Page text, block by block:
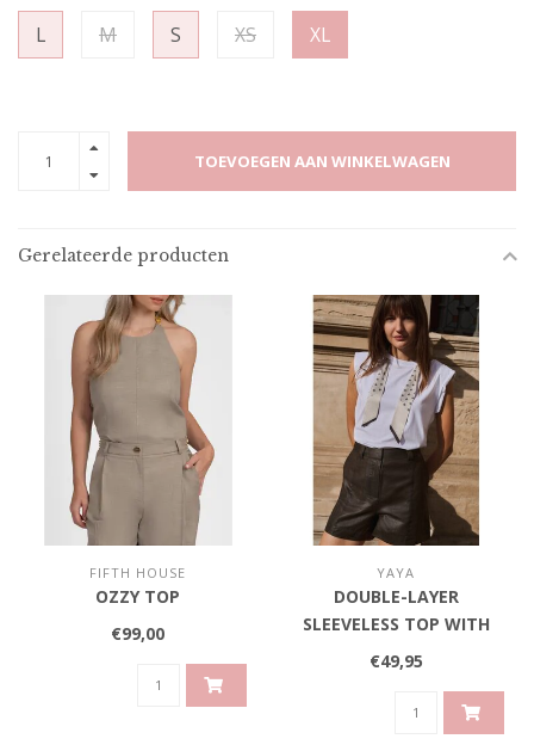
L M S XS XL
TOEVOEGEN AAN WINKELWAGEN
Gerelateerde producten
FIFTH HOUSE
OZZY TOP
€99,00
YAYA
DOUBLE-LAYER
SLEEVELESS TOP WITH
SCARF DETAIL - SLATE
€49,95